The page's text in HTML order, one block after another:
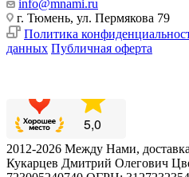
info@mnami.ru
г. Тюмень, ул. Пермякова 79
Политика
данных Публичная оферта
2012-2026 Между Нами,
Кукарцев Дмитрий Олегович